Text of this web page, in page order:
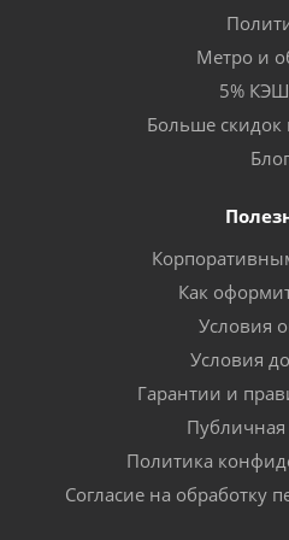
Метро и
5%
Больше скидок
Блог
Как
Условия
Условия
Гарантии и
Публичная
Политика
Согласие на обработку